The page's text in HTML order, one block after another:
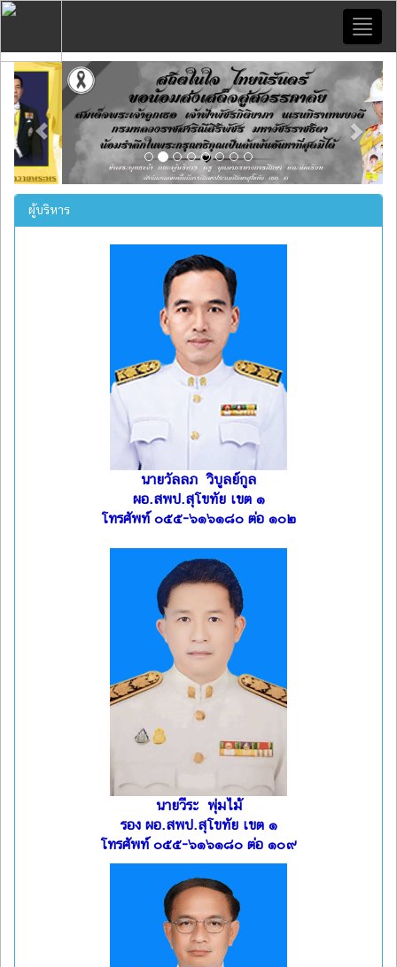
Previous Next
ผู้บริหาร
นายวัลลภ วิบูลย์กูล
ผอ.สพป.สุโขทัย เขต ๑
โทรศัพท์ ๐๕๕-๖๑๖๑๘๐ ต่อ ๑๐๒
นายวีระ พุ่มไม้
รอง ผอ.สพป.สุโขทัย เขต ๑
โทรศัพท์ ๐๕๕-๖๑๖๑๘๐ ต่อ ๑๐๙